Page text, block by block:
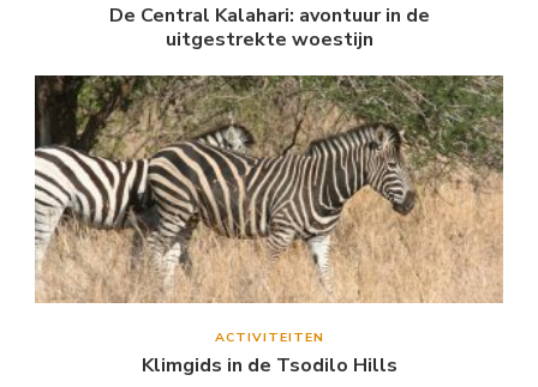
De Central Kalahari: avontuur in de
uitgestrekte woestijn
ACTIVITEITEN
Klimgids in de Tsodilo Hills